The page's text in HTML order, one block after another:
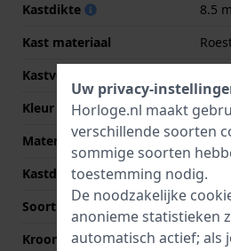
Kastdikte
8.5
Kast materiaal
Kastvorm
Kleur kast
Zilver
Materiaal kastdeksel
Kastdeksel
Soort glas
Kroon
Trek
Uw privacy-
Horloge.nl maakt
verschillende soorten
sommige soorten
toestemming nodig.
De noodzakelijke
anonieme statistieken
automatisch actief; als